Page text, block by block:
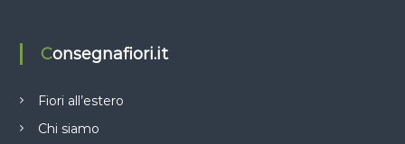
e
a
Consegnafiori.it
Fiori all’estero
Chi siamo